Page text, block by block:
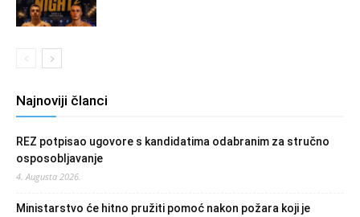
Najnoviji članci
REZ potpisao ugovore s kandidatima odabranim za stručno
osposobljavanje
4. Augusta 2026.
Ministarstvo će hitno pružiti pomoć nakon požara koji je